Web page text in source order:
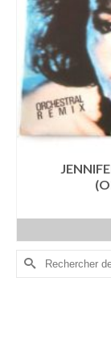
Rechercher :